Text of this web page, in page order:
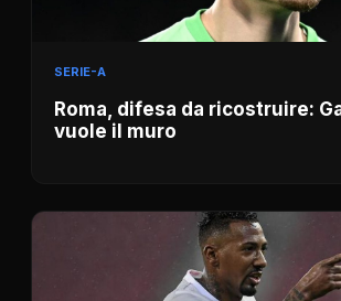
SERIE-A
Roma, difesa da ricostruire:
vuole il muro